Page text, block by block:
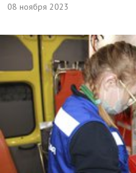
08 ноября 2023